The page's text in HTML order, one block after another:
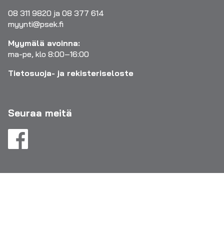
08 311 9820 ja 08 377 614
myynti@psek.fi
Myymälä avoinna:
ma-pe, klo 8:00–16:00
Tietosuoja- ja rekisteriseloste
Seuraa meitä